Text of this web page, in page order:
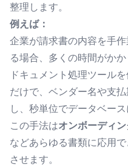
整理します。
例えば：
企業が請求書の内容を手
る場合、多くの時間がかか
ドキュメント処理ツール
だけで、ベンダー名や支
し、秒単位でデータベース
この手法はオンボーディ
などあらゆる書類に応用
させます。